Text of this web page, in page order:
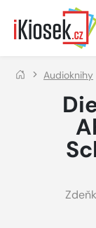
Přejít na hlavní
Audioknihy